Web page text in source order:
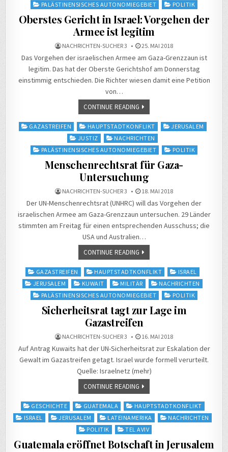
PALÄSTINENSISCHES AUTONOMIEGEBIET
POLITIK
Oberstes Gericht in Israel: Vorgehen der
Armee ist legitim
NACHRICHTEN-SUCHER 3 25. MAI 2018
Das Vorgehen der israelischen Armee am Gaza-Grenzzaun ist
legitim. Das hat der Oberste Gerichtshof am Donnerstag
einstimmig entschieden. Die Richter wiesen damit eine Petition
von…
CONTINUE READING
Posted
GAZASTREIFEN HAUPTSTADTKONFLIKT
JERUSALEM
JUSTIZ
NACHRICHTEN
PALÄSTINENSISCHES AUTONOMIEGEBIET
POLITIK
Menschenrechtsrat für Gaza-
Untersuchung
NACHRICHTEN-SUCHER 3 18. MAI 2018
Der UN-Menschenrechtsrat (UNHRC) will das Vorgehen der
israelischen Armee am Gaza-Grenzzaun untersuchen. 29 Länder
stimmten am Freitag für einen entsprechenden Ausschuss; die
USA und Australien…
CONTINUE READING
Posted
in
GAZASTREIFEN HAUPTSTADTKONFLIKT
ISRAEL
JERUSALEM
KUWAIT MILITÄR
NACHRICHTEN
PALÄSTINENSISCHES AUTONOMIEGEBIET
POLITIK
Sicherheitsrat tagt zur Lage im
Gazastreifen
NACHRICHTEN-SUCHER 3 16. MAI 2018
Auf Antrag Kuwaits hat der UN-Sicherheitsrat zur Eskalation der
Gewalt im Gazastreifen getagt. Israel wurde formell verurteilt.
Quelle: Israelnetz (mehr)
CONTINUE READING
Posted
in
GESCHICHTE GUATEMALA
HAUPTSTADTKONFLIKT
ISRAEL
JERUSALEM LATEINAMERIKA
NACHRICHTEN
POLITIK
TEL AVIV
Guatemala eröffnet Botschaft in Jerusalem